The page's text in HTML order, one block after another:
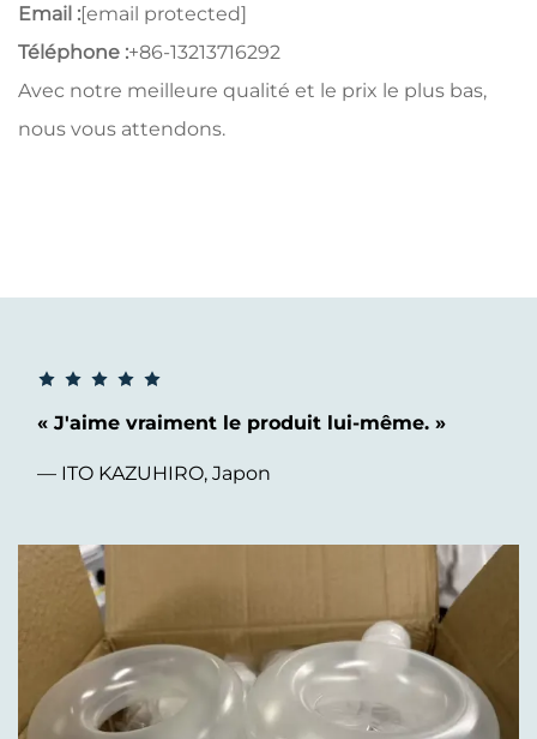
Email :[email protected]
Téléphone :+86-13213716292
Avec notre meilleure qualité et le prix le plus bas,
nous vous attendons.
« J'aime vraiment le produit lui-même. »
— ITO KAZUHIRO, Japon